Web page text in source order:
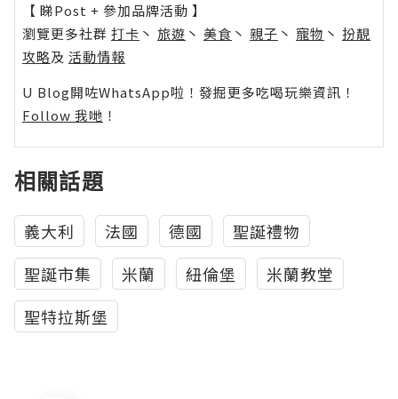
【 睇Post + 參加品牌活動 】
瀏覽更多社群 打卡 丶 旅遊 丶 美食 丶 親子 丶 寵物 丶 扮靚
攻略及 活動情報
U Blog開咗WhatsApp啦！發掘更多吃喝玩樂資訊！
Follow 我哋 ！
相關話題
義大利 法國 德國
聖誕禮物
聖誕市集
米蘭 紐倫堡
米蘭教堂
聖特拉斯堡